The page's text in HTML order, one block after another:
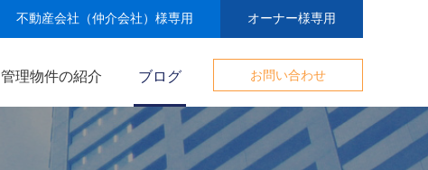
不動産会社（仲介会社）様専用 オーナー様専用
管理物件の紹介 ブログ お問い合わせ